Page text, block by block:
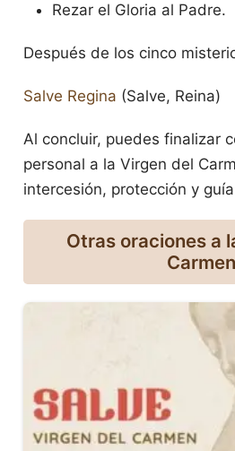
Rezar el Gloria al Padre.
Después de los cinco
Salve Regina (Salve, Reina)
Al concluir, puedes finalizar
personal a la Virgen del
intercesión, protección y
Otras oraciones a
Carmen